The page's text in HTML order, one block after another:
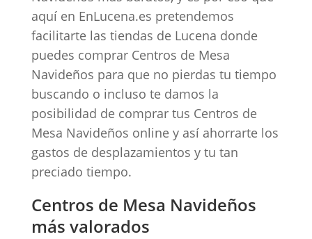
aquí en EnLucena.es pretendemos
facilitarte las tiendas de Lucena donde
puedes comprar Centros de Mesa
Navideños para que no pierdas tu tiempo
buscando o incluso te damos la
posibilidad de comprar tus Centros de
Mesa Navideños online y así ahorrarte los
gastos de desplazamientos y tu tan
preciado tiempo.
Centros de Mesa Navideños
más valorados